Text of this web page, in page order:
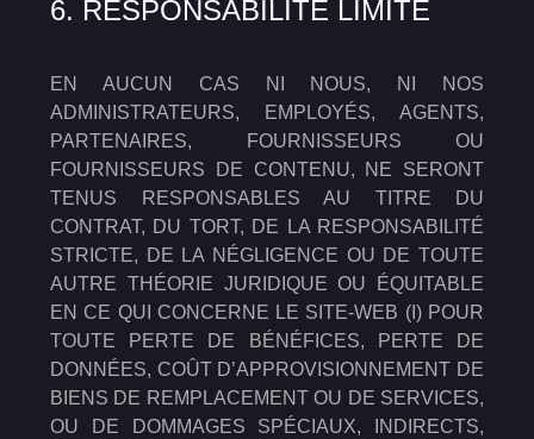
6. RESPONSABILITÉ LIMITÉ
EN AUCUN CAS NI NOUS, NI NOS
ADMINISTRATEURS, EMPLOYÉS, AGENTS,
PARTENAIRES, FOURNISSEURS OU
FOURNISSEURS DE CONTENU, NE SERONT
TENUS RESPONSABLES AU TITRE DU
CONTRAT, DU TORT, DE LA RESPONSABILITÉ
STRICTE, DE LA NÉGLIGENCE OU DE TOUTE
AUTRE THÉORIE JURIDIQUE OU ÉQUITABLE
EN CE QUI CONCERNE LE SITE-WEB (I) POUR
TOUTE PERTE DE BÉNÉFICES, PERTE DE
DONNÉES, COÛT D’APPROVISIONNEMENT DE
BIENS DE REMPLACEMENT OU DE SERVICES,
OU DE DOMMAGES SPÉCIAUX, INDIRECTS,